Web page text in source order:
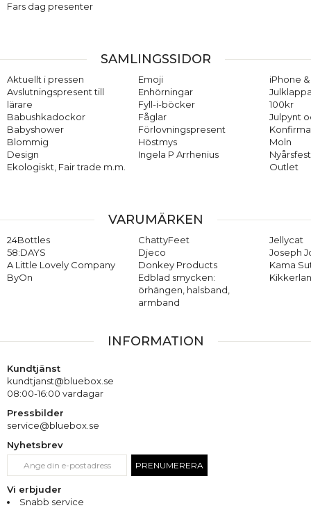
Fars dag presenter
SAMLINGSSIDOR
Aktuellt i pressen
Avslutningspresent till
lärare
Babushkadockor
Babyshower
Blommig
Design
Ekologiskt, Fair trade m.m.
Emoji
Enhörningar
Fyll-i-böcker
Fåglar
Förlovningspresent
Höstmys
Ingela P Arrhenius
iPhone
100kr
Julpynt
Moln
Nyårsfest
Outlet
VARUMÄRKEN
24Bottles
58:DAYS
A Little Lovely Company
ByOn
ChattyFeet
Djeco
Donkey Products
Edblad smycken:
örhängen, halsband,
armband
Jellycat
Joseph
Kama
INFORMATION
Kundtjänst
kundtjanst@bluebox.se
08:00-16:00 vardagar
Pressbilder
service@bluebox.se
Nyhetsbrev
PRENUMERERA
Vi erbjuder
Snabb service